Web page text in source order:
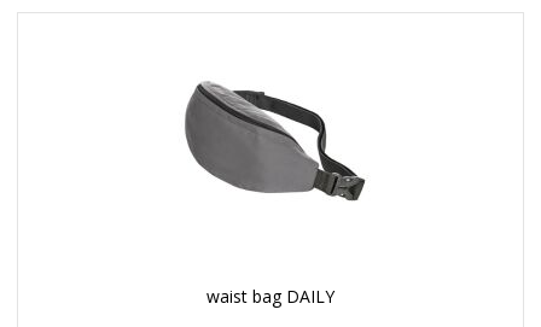
waist bag DAILY